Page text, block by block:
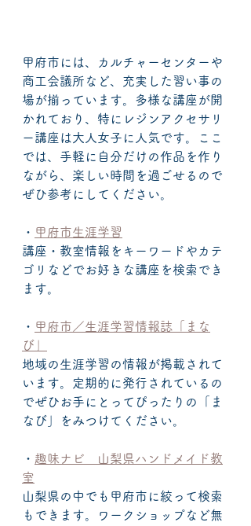
甲府市には、カルチャーセンターや
商工会議所など、充実した習い事の
場が揃っています。多様な講座が開
かれており、特にレジンアクセサリ
ー講座は大人女子に人気です。ここ
では、手軽に自分だけの作品を作り
ながら、楽しい時間を過ごせるので
ぜひ参考にしてください。
・ 甲府市生涯学習
講座・教室情報をキーワードやカテ
ゴリなどでお好きな講座を検索でき
ます。
・ 甲府市／生涯学習情報誌「まな
び」
地域の生涯学習の情報が掲載されて
います。定期的に発行されているの
でぜひお手にとってぴったりの「ま
なび」をみつけてください。
・ 趣味ナビ　山梨県ハンドメイド教
室
山梨県の中でも甲府市に絞って検索
もできます。ワークショップなど無